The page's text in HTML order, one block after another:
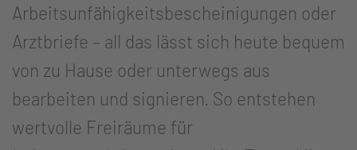
Arbeitsunfähigkeitsbescheinigungen oder
Arztbriefe – all das lässt sich heute bequem
von zu Hause oder unterwegs aus
bearbeiten und signieren. So entstehen
wertvolle Freiräume für